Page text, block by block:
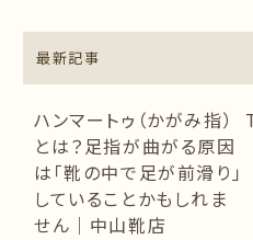
最新記事
ハンマートゥ（かがみ指）
とは？足指が曲がる原因
は「靴の中で足が前滑り」
していることかもしれま
せん｜中山靴店